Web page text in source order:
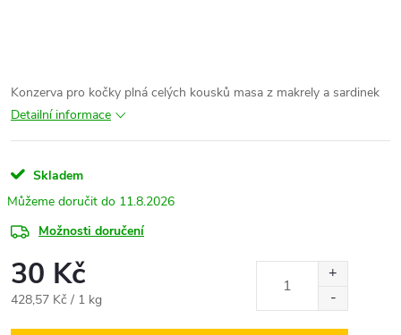
Konzerva pro kočky plná celých kousků masa z makrely a sardinek
Detailní informace
Skladem
11.8.2026
Možnosti doručení
30 Kč
Měrná
428,57 Kč / 1 kg